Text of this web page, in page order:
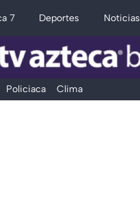
7 Deportes Noticias
Policiaca Clima